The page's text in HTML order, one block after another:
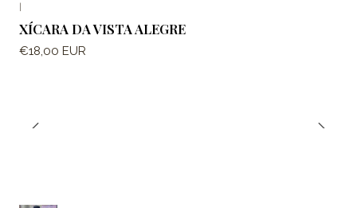
|
XÍCARA DA VISTA ALEGRE
€18,00 EUR